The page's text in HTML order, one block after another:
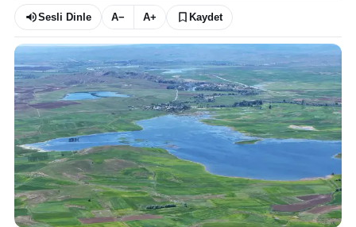
Sesli Dinle A− A+ Kaydet